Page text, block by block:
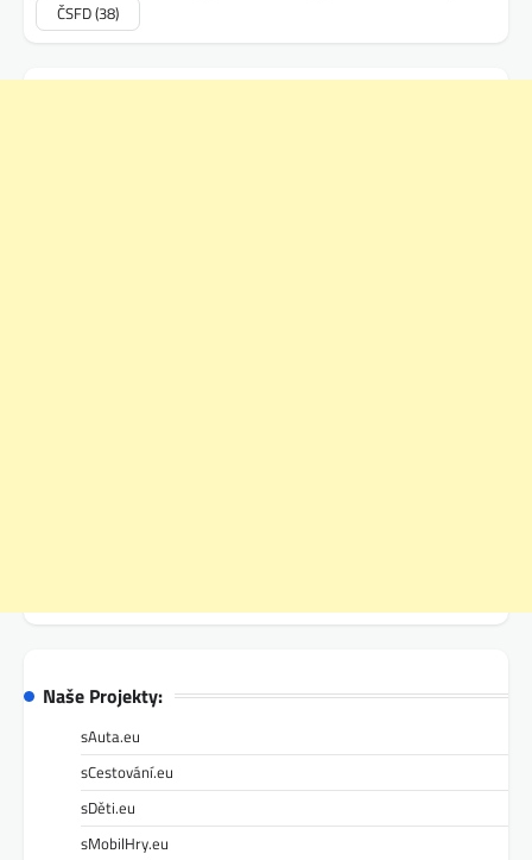
ČSFD(38)
Naše Projekty:
sAuta.eu
sCestování.eu
sDěti.eu
sMobilHry.eu